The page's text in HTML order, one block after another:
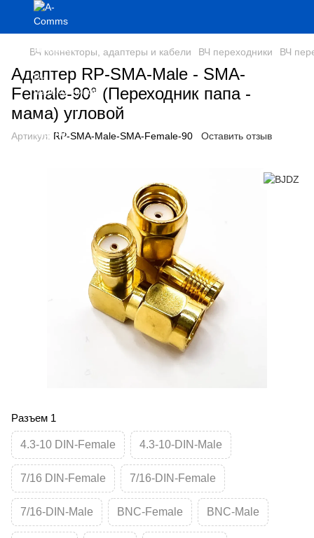
ВЧ коннекторы, адаптеры и кабели ВЧ переходники ВЧ
Адаптер RP-SMA-Male - SMA-
Female-90° (Переходник папа -
мама) угловой
Артикул: RP-SMA-Male-SMA-Female-90 Оставить отзыв
Разъем 1
4.3-10 DIN-Female 4.3-10-DIN-Male
7/16 DIN-Female 7/16-DIN-Female
7/16-DIN-Male BNC-Female BNC-Male